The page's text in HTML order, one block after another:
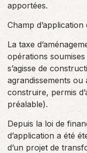
apportées.
Champ
La taxe
opérations soumises
s’agisse de
agrandissements ou
construire, permis
préalable).
Depuis la loi de
d’application a été
d’un projet de